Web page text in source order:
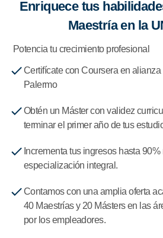
Enriquece tus
Maestría en la
Potencia tu crecimiento profesional
Certifícate con Coursera en
Palermo
Obtén un Máster con validez
terminar el primer año de tus
Incrementa tus ingresos hasta
especialización integral.
Contamos con una amplia oferta
40 Maestrías y 20 Másters en las
por los empleadores.